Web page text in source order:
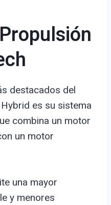
destacados del
es su sistema
combina un motor
un motor
una mayor
y menores